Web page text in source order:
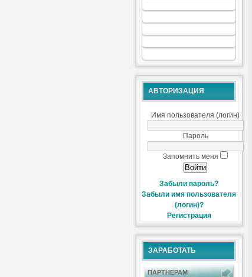
АВТОРИЗАЦИЯ
Имя пользователя (логин)
Пароль
Запомнить меня
Забыли пароль?
Забыли имя пользователя
(логин)?
Регистрация
ЗАРАБОТАТЬ
ПАРТНЕРАМ